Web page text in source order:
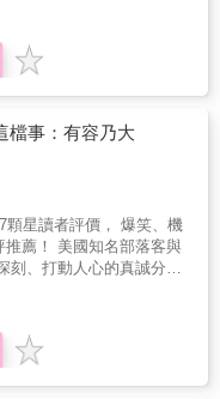
煉故事！ 特別收錄
實用法律小常識！ ◎身
務人員，林靜如看盡了愛
疼人們面對法律時的驚慌
溫柔的同理、正義的犀
愛，極能打動女人心。
有許許多多同樣的
到未來，會陪你在一
是此時陪在你身邊的人
離開。不要再為了傷害
了，有愛才有痛。──摘自
更好，當你回頭，就會發
錢，他也沒想太多，結果
擺明是騙婚啊，檢察官
兩人簽的協議書只是廢紙
的奇形怪狀，更心疼人
措。她的筆下，訴說著
成安慰。 經她一針
理、情的種種質疑，總算
現在到未來，會陪你在
婆媳、小三、
。本書針對兩性在婚姻
行實例探討，希望讀者
到自己相似的問題，學習
治療所的專業人士閱讀，
，學習如何找出問題的
感情性愛觀及諮商輔導
能有所領悟，感情方面
歲月與經歷真
個人成長的方向不同，因
生新的欲望，夫妻即便
班，各自面對的人事物
夫或妻均可能因為有了錢
法，各自轉身去做自己
、外遇、置產、資助家人
檔事：有容乃大
讀者評價， 爆笑、機
名部落客與
，充滿機智趣味與真誠的